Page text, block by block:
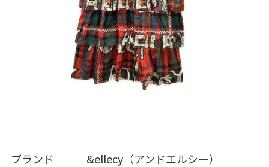
ブランド &ellecy（アンドエルシー）